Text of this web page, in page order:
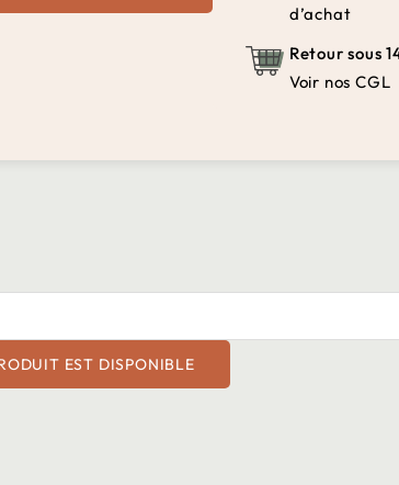
d’achat
Retour sous
Voir nos CGL
EST DISPONIBLE